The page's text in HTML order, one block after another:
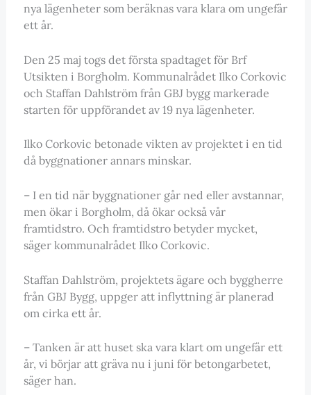
nya lägenheter som beräknas vara klara om ungefär
ett år.
Den 25 maj togs det första spadtaget för Brf
Utsikten i Borgholm. Kommunalrådet Ilko Corkovic
och Staffan Dahlström från GBJ bygg markerade
starten för uppförandet av 19 nya lägenheter.
Ilko Corkovic betonade vikten av projektet i en tid
då byggnationer annars minskar.
– I en tid när byggnationer går ned eller avstannar,
men ökar i Borgholm, då ökar också vår
framtidstro. Och framtidstro betyder mycket,
säger kommunalrådet Ilko Corkovic.
Staffan Dahlström, projektets ägare och byggherre
från GBJ Bygg, uppger att inflyttning är planerad
om cirka ett år.
– Tanken är att huset ska vara klart om ungefär ett
år, vi börjar att gräva nu i juni för betongarbetet,
säger han.